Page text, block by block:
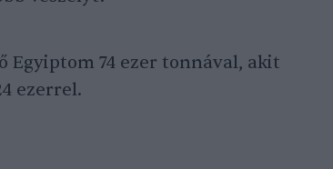
Egyiptom 74 ezer tonnával, akit
ezerrel.